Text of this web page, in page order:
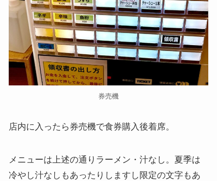
券売機
店内に入ったら券売機で食券購入後着席。
メニューは上述の通りラーメン・汁なし。夏季は
冷やし汁なしもあったりしますし限定の文字もあ